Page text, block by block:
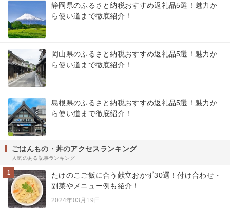
静岡県のふるさと納税おすすめ返礼品5選！魅力か
ら使い道まで徹底紹介！
岡山県のふるさと納税おすすめ返礼品5選！魅力か
ら使い道まで徹底紹介！
島根県のふるさと納税おすすめ返礼品5選！魅力か
ら使い道まで徹底紹介！
ごはんもの・丼のアクセスランキング
人気のある記事ランキング
1
たけのこご飯に合う献立おかず30選！付け合わせ・
副菜やメニュー例も紹介！
2024年03月19日